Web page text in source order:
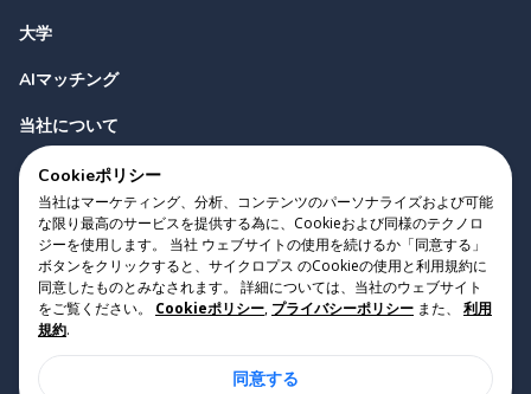
大学
AIマッチング
当社について
お問い合わせ
Copyright 2023 Cyclopes® • v0.31.0
Cookieポリシー • プライバシーポリシー • 利用規約
Suite 2807, 28/F, Tower 2, Times Square, 1 Matheson Street,
Cookieポリシー
当社はマーケティング、分析、コンテンツのパーソナライズおよび可能
な限り最高のサービスを提供する為に、Cookieおよび同様のテクノロ
ジーを使用します。 当社 ウェブサイトの使用を続けるか「同意する」
ボタンをクリックすると、サイクロプス のCookieの使用と利用規約に
同意したものとみなされます。 詳細については、当社のウェブサイト
をご覧ください。
Cookieポリシー, プライバシーポリシー また、
利用
規約.
同意する